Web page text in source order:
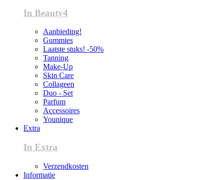
In Beauty4
Aanbieding!
Gummies
Laatste stuks! -50%
Tanning
Make-Up
Skin Care
Collageen
Duo - Set
Parfum
Accessoires
Younique
Extra
In Extra
Verzendkosten
Informatie